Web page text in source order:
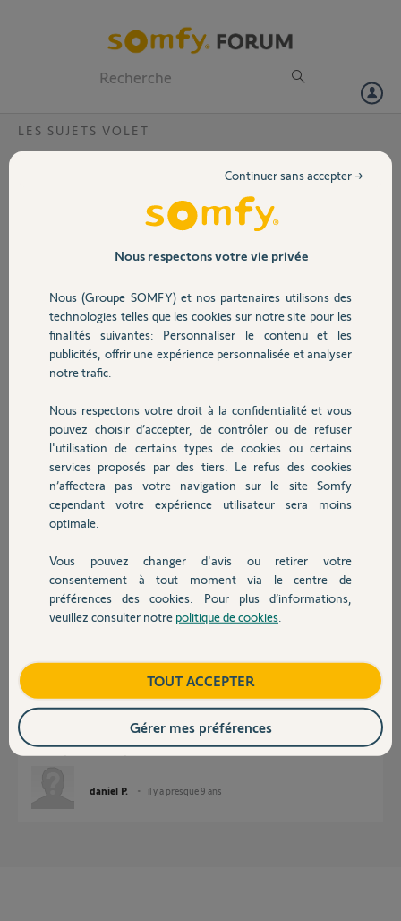
Volet
Sécurité
Domotique
Chauffage
Autres produits
Devis avec un pro
Contact
LES SUJETS VOLET
Reprogrammation centralis sur 3 volets ?
J'ai trois volets électriques (LT50 RTS) avec une télécommande pour
chacun + 1 qui commande les 3. Après changement d'un moteur de
volet et surement une mauvaise manipulation (réinitialisation !?) je
n'arrive plus à reprogrammer chaque commande individuelle. A
chaque fois je fais fonctionner les 3 volets. J'ai beau lire et relire le
daniel P.
Participer au fil de discussion
Réponses
L'idéal sera de désappairer chaque TC par appui long >7s sur le bouton
prog pour les rendre vierges.
Ensuite appairez chaque TC à son volet en isolant TOUS les autres volets.
sur tous volets connectés électriquement:
Suivre vidéo.
https://www.somfy.fr/support/videos/volet-roulant/ajout-s...
possible. Mais je n'ai sais pas comment je vais pouvoir isoler
électriquement chaque volets !!! A suivre...
daniel P. il y a presque 9 ans
Nous respectons votre vie privée
Nous (Groupe SOMFY) et nos partenaires utilisons des
technologies telles que les cookies sur notre site pour les
finalités suivantes: Personnaliser le contenu et les
publicités, offrir une expérience personnalisée et analyser
notre trafic.
Nous respectons votre droit à la confidentialité et vous
pouvez choisir d’accepter, de contrôler ou de refuser
l'utilisation de certains types de cookies ou certains
services proposés par des tiers. Le refus des cookies
n’affectera pas votre navigation sur le site Somfy
cependant votre expérience utilisateur sera moins
optimale.
Vous pouvez changer d'avis ou retirer votre
consentement à tout moment via le centre de
préférences des cookies. Pour plus d’informations,
veuillez consulter notre politique de cookies
Continuer sans accepter →
TOUT ACCEPTER
Gérer mes préférences